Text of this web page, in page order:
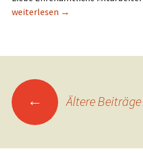
KeinDankeschönabend
weiterlesen →
← Ältere Beiträge